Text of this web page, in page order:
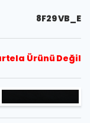
8F29 VB_E
Ürünü Değil